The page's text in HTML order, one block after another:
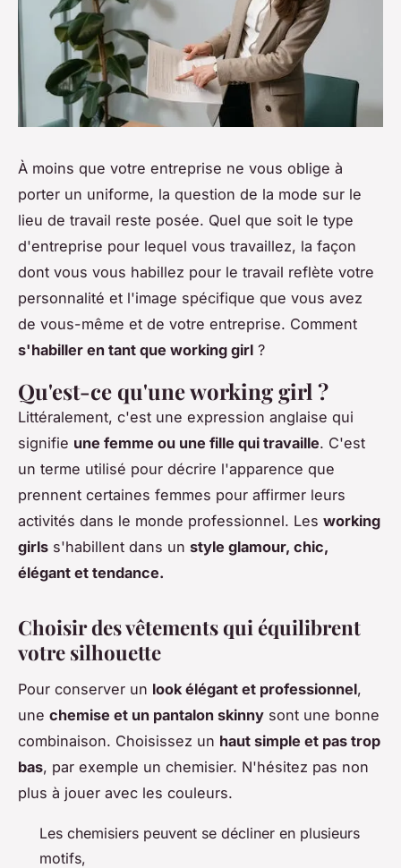
À moins que votre entreprise ne vous oblige à
porter un uniforme, la question de la mode sur le
lieu de travail reste posée. Quel que soit le type
d'entreprise pour lequel vous travaillez, la façon
dont vous vous habillez pour le travail reflète votre
personnalité et l'image spécifique que vous avez
de vous-même et de votre entreprise. Comment
s'habiller en tant que working girl ?
Qu'est-ce qu'une working girl ?
Littéralement, c'est une expression anglaise qui
signifie une femme ou une fille qui travaille. C'est
un terme utilisé pour décrire l'apparence que
prennent certaines femmes pour affirmer leurs
activités dans le monde professionnel. Les working
girls s'habillent dans un style glamour, chic,
élégant et tendance.
Choisir des vêtements qui équilibrent
votre silhouette
Pour conserver un look élégant et professionnel,
une chemise et un pantalon skinny sont une bonne
combinaison. Choisissez un haut simple et pas trop
bas, par exemple un chemisier. N'hésitez pas non
plus à jouer avec les couleurs.
Les chemisiers peuvent se décliner en plusieurs
motifs,